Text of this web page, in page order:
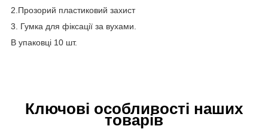
2.Прозорий пластиковий захист
3. Гумка для фіксації за вухами.
В упаковці 10 шт.
Ключові особливості наших
товарів